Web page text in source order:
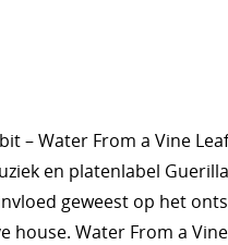
– Water From a Vine
en platenlabel
geweest op het
house. Water From a